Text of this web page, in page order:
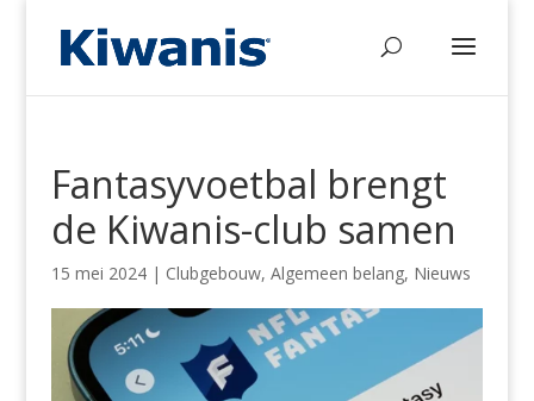
Fantasyvoetbal brengt
de Kiwanis-club samen
15 mei 2024| Clubgebouw, Algemeen belang, Nieuws